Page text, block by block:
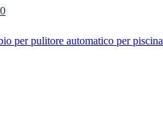
per pulitore automatico per piscina